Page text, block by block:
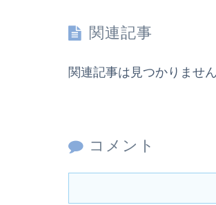
関連記事
関連記事は見つかりません
コメント